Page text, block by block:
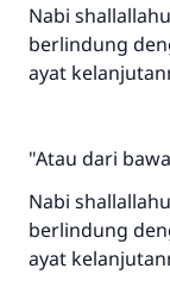
Nabi
berlindung
ayat
"Atau dari
Nabi
berlindung
ayat